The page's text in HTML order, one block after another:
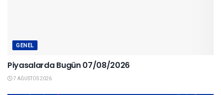
GENEL
Piyasalarda Bugün 07/08/2026
7 AĞUSTOS 2026